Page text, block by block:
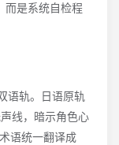
而是系统自检程
语轨。日语原轨
线，暗示角色心
语统一翻译成